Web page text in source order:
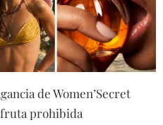
de Women’Secret
prohibida